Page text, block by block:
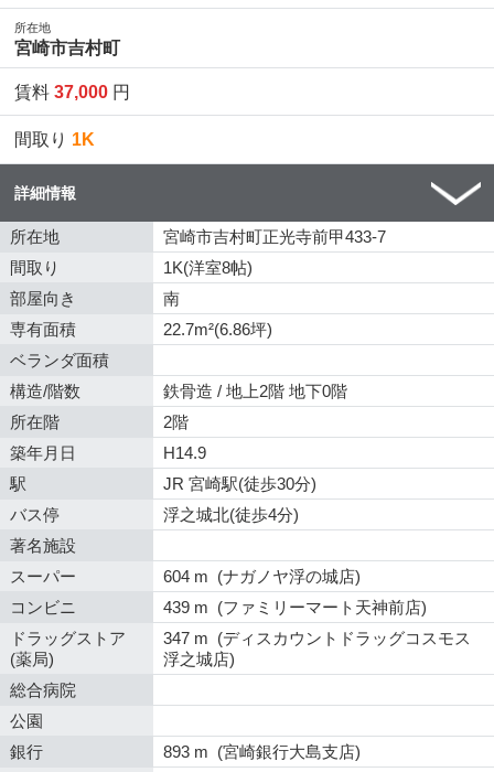
所在地
宮崎市吉村町
賃料37,000 円
間取り 1K
詳細情報
所在地
宮崎市吉村町正光寺前甲433-7
間取り
1K(洋室8帖)
部屋向き
南
専有面積
22.7m²(6.86坪)
ベランダ面積
構造/階数
鉄骨造 / 地上2階 地下0階
所在階
2階
築年月日
H14.9
駅
JR 宮崎駅(徒歩30分)
バス停
浮之城北(徒歩4分)
著名施設
スーパー
604 m (ナガノヤ浮の城店)
コンビニ
439 m (ファミリーマート天神前店)
ドラッグストア
(薬局)
347 m (ディスカウントドラッグコスモス
浮之城店)
総合病院
公園
銀行
893 m (宮崎銀行大島支店)